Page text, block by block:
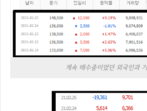
계속 매수중이었던 외국인과